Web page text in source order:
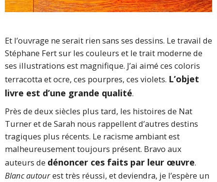
Et l’ouvrage ne serait rien sans ses dessins. Le travail de
Stéphane Fert sur les couleurs et le trait moderne de
ses illustrations est magnifique. J’ai aimé ces coloris
terracotta et ocre, ces pourpres, ces violets. L’objet
livre est d’une grande qualité.
Près de deux siècles plus tard, les histoires de Nat
Turner et de Sarah nous rappellent d’autres destins
tragiques plus récents. Le racisme ambiant est
malheureusement toujours présent. Bravo aux
auteurs de dénoncer ces faits par leur œuvre.
Blanc autourest très réussi, et deviendra, je l’espère un